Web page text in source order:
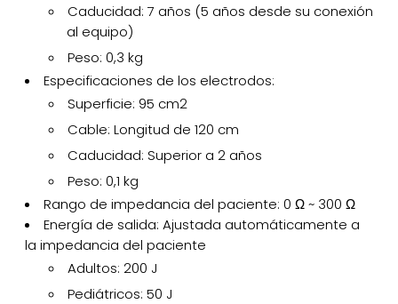
Caducidad: 7 años (5 años desde su conexión
al equipo)
Peso: 0,3 kg
Especificaciones de los electrodos:
Superficie: 95 cm2
Cable: Longitud de 120 cm
Caducidad: Superior a 2 años
Peso: 0,1 kg
Rango de impedancia del paciente: 0 Ω ~ 300 Ω
Energía de salida: Ajustada automáticamente a
la impedancia del paciente
Adultos: 200 J
Pediátricos: 50 J